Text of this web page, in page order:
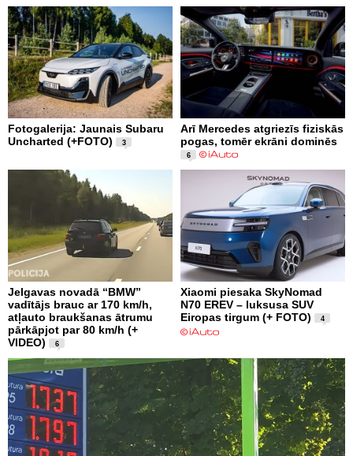
Fotogalerija: Jaunais Subaru
Uncharted (+FOTO)
3
Arī Mercedes atgriezīs fiziskās
pogas, tomēr ekrāni dominēs
6
Jelgavas novadā “BMW”
vadītājs brauc ar 170 km/h,
atļauto braukšanas ātrumu
pārkāpjot par 80 km/h (+
VIDEO)
6
Xiaomi piesaka SkyNomad
N70 EREV – luksusa SUV
Eiropas tirgum (+ FOTO)
4